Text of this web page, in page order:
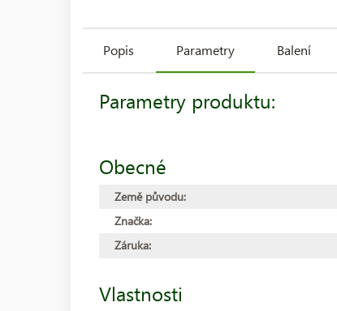
Popis Parametry Balení
Parametry produktu:
Obecné
Země původu:
Značka:
Záruka:
Vlastnosti